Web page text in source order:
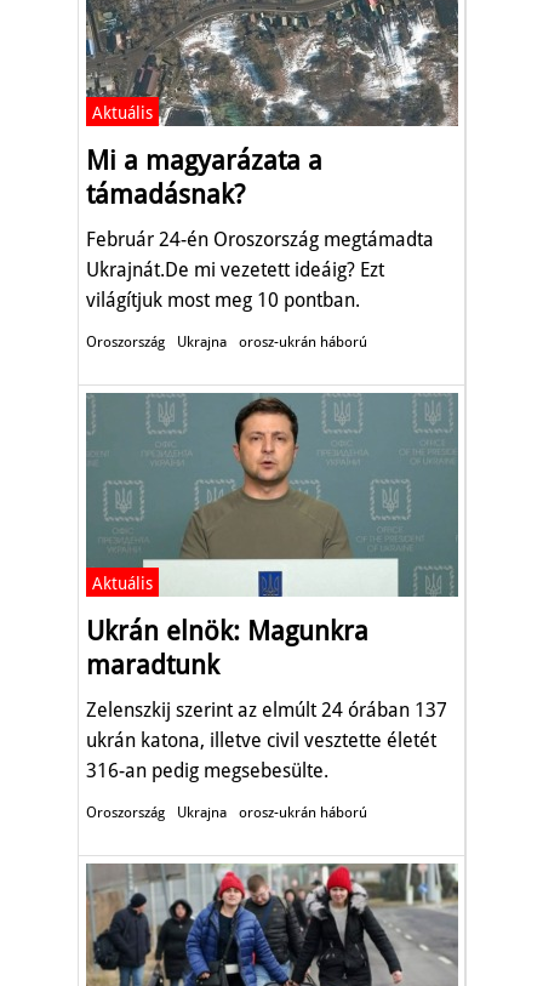
Aktuális
Mi a magyarázata a
támadásnak?
Február 24-én Oroszország megtámadta
Ukrajnát.De mi vezetett ideáig? Ezt
világítjuk most meg 10 pontban.
Oroszország Ukrajna orosz-ukrán háború
Aktuális
Ukrán elnök: Magunkra
maradtunk
Zelenszkij szerint az elmúlt 24 órában 137
ukrán katona, illetve civil vesztette életét
316-an pedig megsebesülte.
Oroszország Ukrajna orosz-ukrán háború